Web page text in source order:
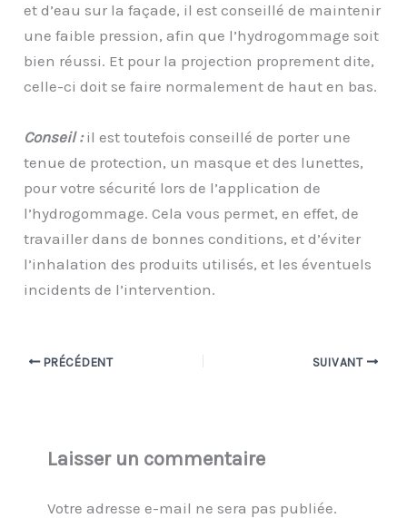
et d’eau sur la façade, il est conseillé de maintenir
une faible pression, afin que l’hydrogommage soit
bien réussi. Et pour la projection proprement dite,
celle-ci doit se faire normalement de haut en bas.
Conseil :il est toutefois conseillé de porter une
tenue de protection, un masque et des lunettes,
pour votre sécurité lors de l’application de
l’hydrogommage. Cela vous permet, en effet, de
travailler dans de bonnes conditions, et d’éviter
l’inhalation des produits utilisés, et les éventuels
incidents de l’intervention.
PRÉCÉDENT SUIVANT
Laisser un commentaire
Votre adresse e-mail ne sera pas publiée.